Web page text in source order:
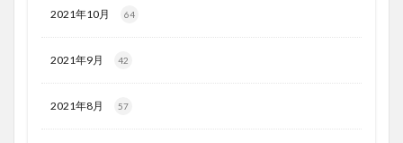
2021年10月 64
2021年9月 42
2021年8月 57